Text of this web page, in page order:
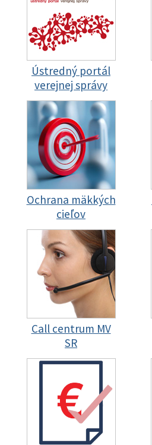
Ústredný portál
verejnej správy
Ochrana mäkkých
cieľov
Call centrum MV
SR